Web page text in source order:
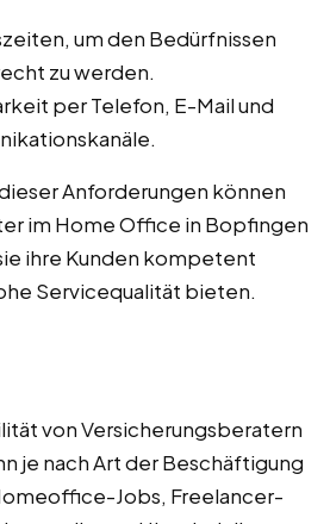
um den Bedürfnissen
zu werden.
per Telefon, E-Mail und
Anforderungen können
im Home Office in Bopfingen
ihre Kunden kompetent
Servicequalität bieten.
von Versicherungsberatern
je nach Art der Beschäftigung
Jobs, Freelancer-